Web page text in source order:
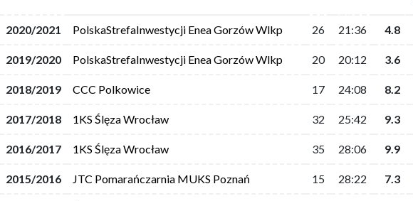
2020/2021 PolskaStrefaInwestycji Enea Gorzów Wlkp 26 21:36 4.8
2019/2020 PolskaStrefaInwestycji Enea Gorzów Wlkp 20 20:12 3.6
2018/2019 CCC Polkowice 17 24:08 8.2
2017/2018 1KS Ślęza Wrocław 32 25:42 9.3
2016/2017 1KS Ślęza Wrocław 35 28:06 9.9
2015/2016 JTC Pomarańczarnia MUKS Poznań 15 28:22 7.3